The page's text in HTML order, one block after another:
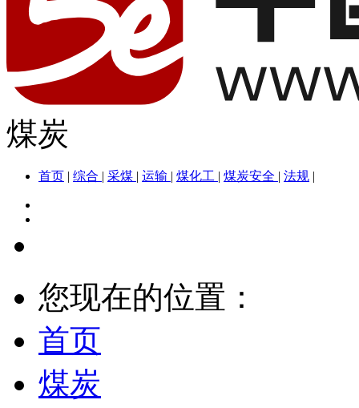
煤炭
首页 | 综合 | 采煤 | 运输 | 煤化工 | 煤炭安全 | 法规 |
您现在的位置：
首页
煤炭